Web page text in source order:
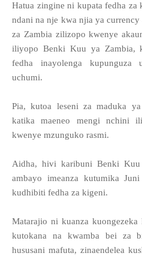
Hatua zingine ni kupata fedha
ndani na nje kwa njia ya
za Zambia zilizopo kwenye
iliyopo Benki Kuu ya Zambia,
fedha inayolenga
uchumi.
Pia, kutoa leseni za maduka
katika maeneo mengi nchini
kwenye mzunguko rasmi.
Aidha, hivi karibuni Benki Kuu
ambayo imeanza kutumika
kudhibiti fedha za kigeni.
Matarajio ni kuanza
kutokana na kwamba bei za
hususani mafuta, zinaendelea